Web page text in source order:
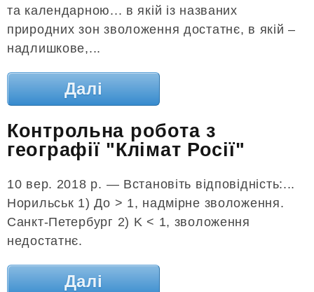
та календарною... в якій із названих
природних зон зволоження достатнє, в якій –
надлишкове,...
Далі
Контрольна робота з
географії "Клімат Росії"
10 вер. 2018 р. — Встановіть відповідність:...
Норильськ 1) До > 1, надмірне зволоження.
Санкт-Петербург 2) K < 1, зволоження
недостатнє.
Далі